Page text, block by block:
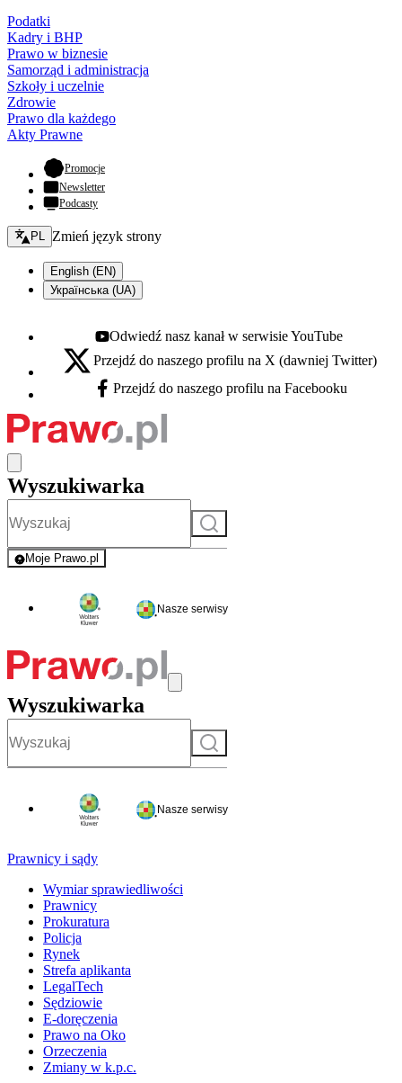
Podatki
Kadry i BHP
Prawo w biznesie
Samorząd i administracja
Szkoły i uczelnie
Zdrowie
Prawo dla każdego
Akty Prawne
Promocje- otwiera się w nowej karcie
Newsletter
Podcasty
Zmień język - bieżący:
PL Zmień język strony
English (EN)
Українська (UA)
Youtube - otwiera się w nowej karcie
Odwiedź nasz kanał w serwisie YouTube
X - otwiera się w nowej karcie
Przejdź do naszego profilu na X (dawniej Twitter)
Facebook - otwiera się w nowej karcie
Przejdź do naszego profilu na Facebooku
Wyszukiwarka
Szukaj
Moje Prawo.pl
- rejestracja i logowanie do serwisu
Nasze serwisy
Wyszukiwarka
Szukaj
Nasze serwisy
Prawnicy i sądy
Wymiar sprawiedliwości
Prawnicy
Prokuratura
Policja
Rynek
Strefa aplikanta
LegalTech
Sędziowie
E-doręczenia
Prawo na Oko
Orzeczenia
Zmiany w k.p.c.